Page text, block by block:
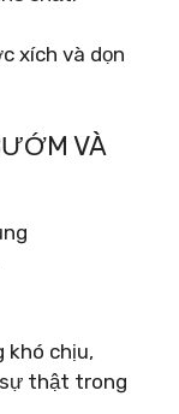
xích và dọn
VÀ
khó chịu,
thật trong